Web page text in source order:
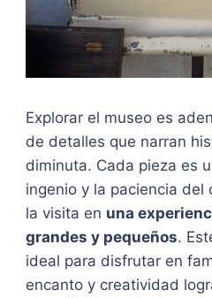
Explorar el museo es
de detalles que narran
diminuta. Cada pieza es
ingenio y la paciencia del
la visita en una
grandes y pequeños.
ideal para disfrutar en
encanto y creatividad